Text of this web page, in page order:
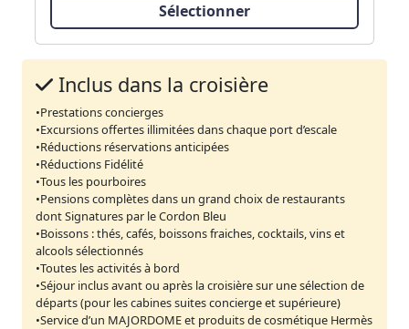
Sélectionner
Inclus dans la croisière
•Prestations concierges
•Excursions offertes illimitées dans chaque port d’escale
•Réductions réservations anticipées
•Réductions Fidélité
•Tous les pourboires
•Pensions complètes dans un grand choix de restaurants
dont Signatures par le Cordon Bleu
•Boissons : thés, cafés, boissons fraiches, cocktails, vins et
alcools sélectionnés
•Toutes les activités à bord
•Séjour inclus avant ou après la croisière sur une sélection de
départs (pour les cabines suites concierge et supérieure)
•Service d’un MAJORDOME et produits de cosmétique Hermès